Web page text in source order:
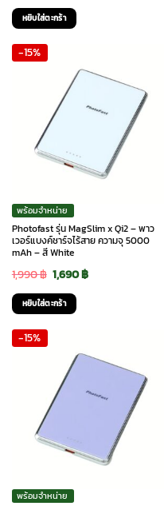
price
was:
หยิบใส่ตะกร้า
-15%
พร้อมจำหน่าย
Photofast รุ่น MagSlim x Qi2 – พาว
เวอร์แบงค์ชาร์จไร้สาย ความจุ 5000
mAh – สี White
1,990฿ Original
price
was:
1,690฿Current
หยิบใส่ตะกร้า
-15%
พร้อมจำหน่าย